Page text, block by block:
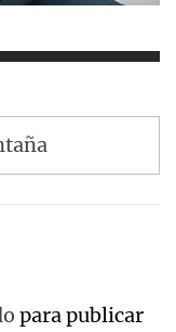
para publicar